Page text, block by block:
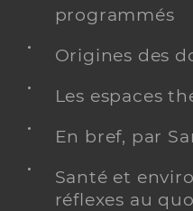
programmés
Origines des
Les espaces
En bref, par
Santé et
réflexes au